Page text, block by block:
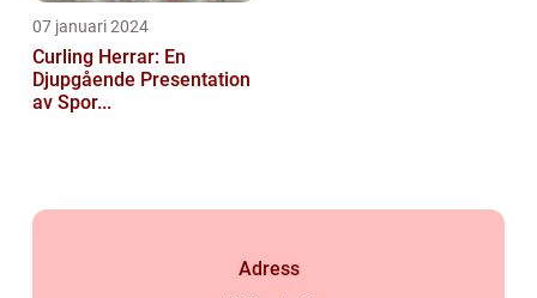
07 januari 2024
Curling Herrar: En
Djupgående Presentation
av Spor...
Adress